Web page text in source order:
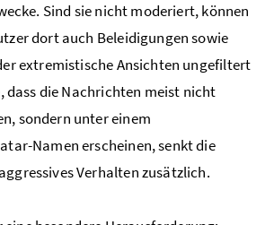
Sind sie nicht moderiert, können
dort auch Beleidigungen sowie
extremistische Ansichten ungefiltert
dass die Nachrichten meist nicht
sondern unter einem
Namen erscheinen, senkt die
Verhalten zusätzlich.